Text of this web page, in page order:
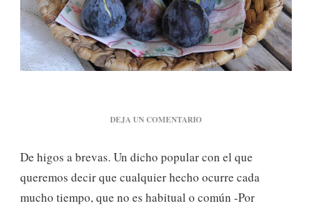
DEJA UN COMENTARIOEN
PODER
Y
VERSATILIDAD
De higos a brevas. Un dicho popular con el que
queremos decir que cualquier hecho ocurre cada
mucho tiempo, que no es habitual o común -Por